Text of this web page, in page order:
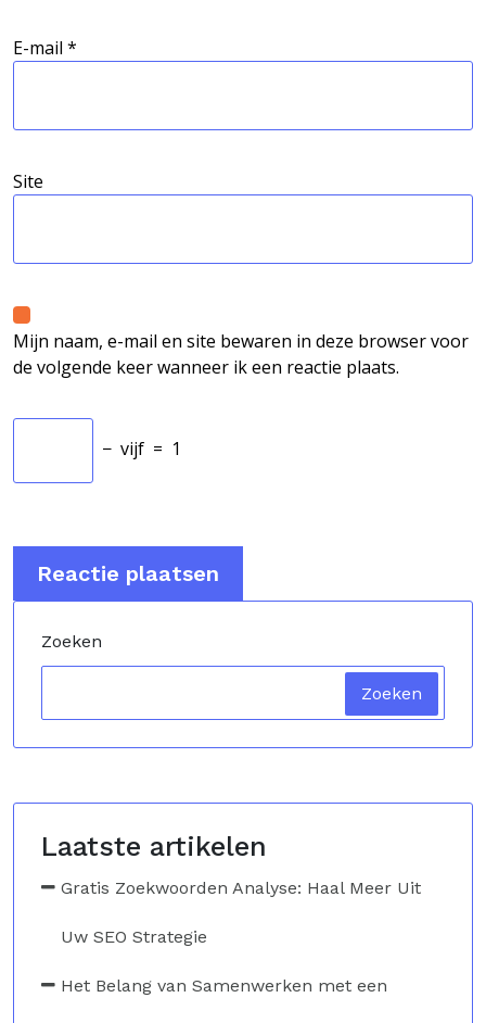
E-mail *
Site
Mijn naam, e-mail en site bewaren in deze browser voor
de volgende keer wanneer ik een reactie plaats.
− vijf = 1
Zoeken
Zoeken
Laatste artikelen
Gratis Zoekwoorden Analyse: Haal Meer Uit
Uw SEO Strategie
Het Belang van Samenwerken met een